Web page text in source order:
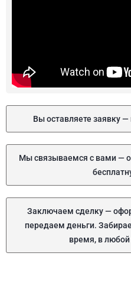
Вы оставляете заявку —
Мы связываемся с вами —
Заключаем сделку —
передаем деньги.
время, в любой